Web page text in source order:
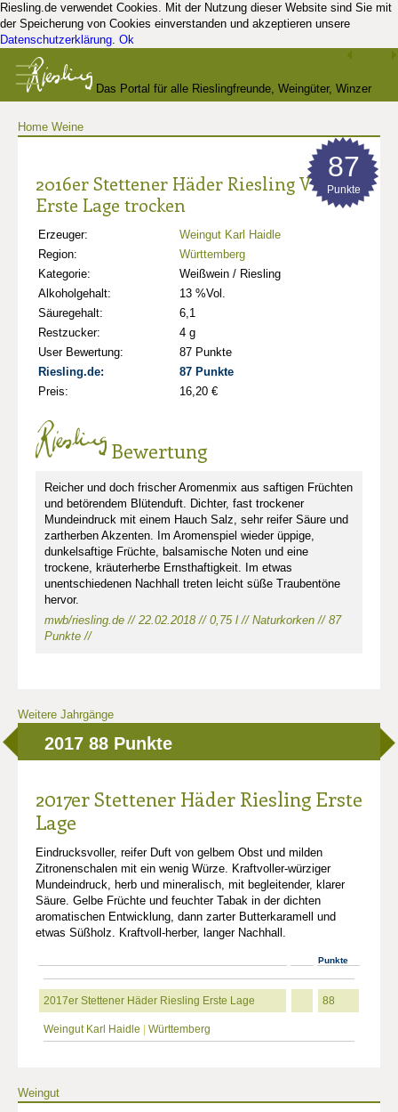
Riesling.de verwendet Cookies. Mit der Nutzung dieser Website sind Sie mit
der Speicherung von Cookies einverstanden und akzeptieren unsere
Datenschutzerklärung. Ok
Das Portal für alle Rieslingfreunde, Weingüter, Winzer
Home Weine
2016er Stettener Häder Riesling VDP.
Erste Lage trocken
Erzeuger:
Weingut Karl Haidle
Region:
Württemberg
Kategorie:
Weißwein / Riesling
Alkoholgehalt:
13 %Vol.
Säuregehalt:
6,1
Restzucker:
4 g
User Bewertung:
87 Punkte
Riesling.de:
87 Punkte
Preis:
16,20 €
87
Punkte
Bewertung
Reicher und doch frischer Aromenmix aus saftigen Früchten
und betörendem Blütenduft. Dichter, fast trockener
Mundeindruck mit einem Hauch Salz, sehr reifer Säure und
zartherben Akzenten. Im Aromenspiel wieder üppige,
dunkelsaftige Früchte, balsamische Noten und eine
trockene, kräuterherbe Ernsthaftigkeit. Im etwas
unentschiedenen Nachhall treten leicht süße Traubentöne
hervor.
mwb/riesling.de // 22.02.2018 // 0,75 l // Naturkorken // 87
Punkte //
Weitere Jahrgänge
2017 88 Punkte
2017er Stettener Häder Riesling Erste
Lage
Eindrucksvoller, reifer Duft von gelbem Obst und milden
Zitronenschalen mit ein wenig Würze. Kraftvoller-würziger
Mundeindruck, herb und mineralisch, mit begleitender, klarer
Säure. Gelbe Früchte und feuchter Tabak in der dichten
aromatischen Entwicklung, dann zarter Butterkaramell und
etwas Süßholz. Kraftvoll-herber, langer Nachhall.
Punkte
2017er Stettener Häder Riesling Erste Lage 88
Weingut Karl Haidle Württemberg
Weingut